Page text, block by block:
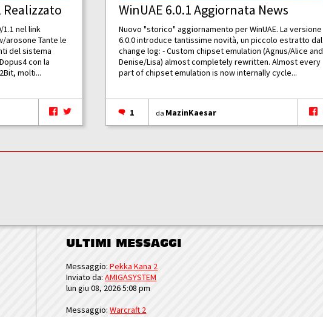
Realizzato
nel link
arosone Tante le
del sistema
con la
molti...
WinUAE 6.0.1 Aggiornata News
Nuovo "storico" aggiornamento per WinUAE. La versione
6.0.0 introduce tantissime novità, un piccolo estratto dal
change log: - Custom chipset emulation (Agnus/Alice and
Denise/Lisa) almost completely rewritten. Almost every
part of chipset emulation is now internally cycle...
1 da MazinKaesar
ULTIMI MESSAGGI
Messaggio:Pekka Kana 2
Inviato da:AMIGASYSTEM
lun giu 08, 2026 5:08 pm
Messaggio:Warcraft 2